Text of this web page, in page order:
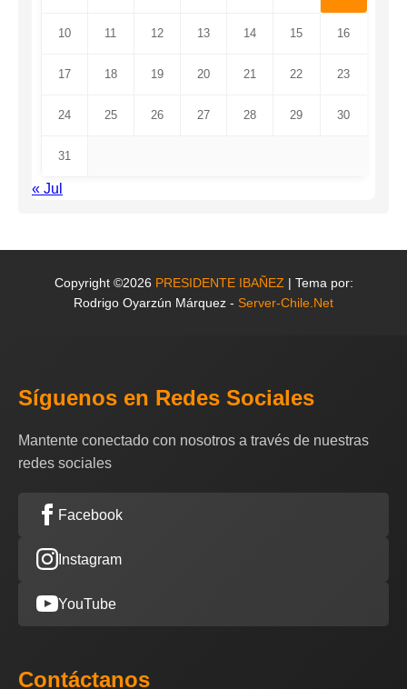
10 11 12 13 14 15 16
17 18 19 20 21 22 23
24 25 26 27 28 29 30
31
« Jul
Copyright ©2026 PRESIDENTE IBAÑEZ | Tema por:
Rodrigo Oyarzún Márquez - Server-Chile.Net
Síguenos en Redes Sociales
Mantente conectado con nosotros a través de nuestras
redes sociales
Facebook
Instagram
YouTube
Contáctanos